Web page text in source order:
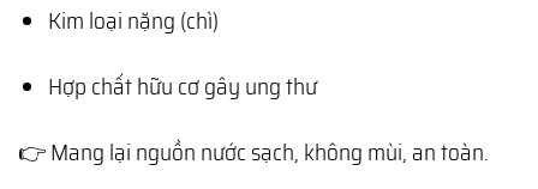
Kim loại nặng (chì)
Hợp chất hữu cơ gây ung thư
👉 Mang lại nguồn nước sạch, không mùi, an toàn.